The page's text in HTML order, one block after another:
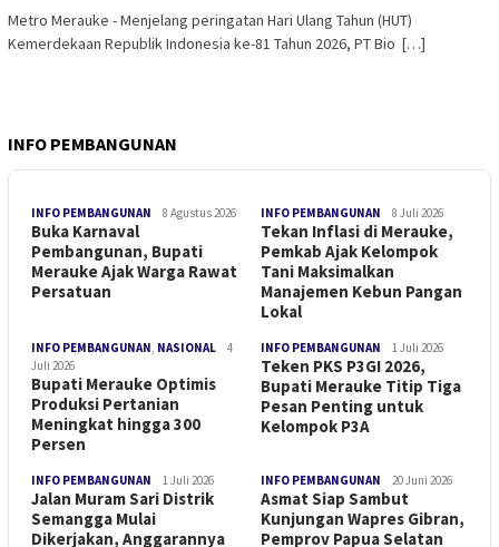
​Metro Merauke - Menjelang peringatan Hari Ulang Tahun (HUT)
Kemerdekaan Republik Indonesia ke-81 Tahun 2026, PT Bio […]
INFO PEMBANGUNAN
INFO PEMBANGUNAN 8 Agustus 2026
Buka Karnaval
Pembangunan, Bupati
Merauke Ajak Warga Rawat
Persatuan
INFO PEMBANGUNAN 8 Juli 2026
Tekan Inflasi di Merauke,
Pemkab Ajak Kelompok
Tani Maksimalkan
Manajemen Kebun Pangan
Lokal
INFO PEMBANGUNAN, NASIONAL
4
Juli 2026
Bupati Merauke Optimis
Produksi Pertanian
Meningkat hingga 300
Persen
INFO PEMBANGUNAN 1 Juli 2026
Teken PKS P3GI 2026,
Bupati Merauke Titip Tiga
Pesan Penting untuk
Kelompok P3A
INFO PEMBANGUNAN 1 Juli 2026
Jalan Muram Sari Distrik
Semangga Mulai
Dikerjakan, Anggarannya
INFO PEMBANGUNAN 20 Juni 2026
Asmat Siap Sambut
Kunjungan Wapres Gibran,
Pemprov Papua Selatan